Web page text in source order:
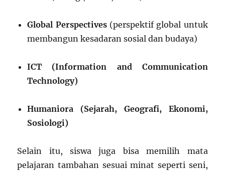
Global Perspectives(perspektif global untuk
membangun kesadaran sosial dan budaya)
ICT (Information and Communication
Technology)
Humaniora (Sejarah, Geografi, Ekonomi,
Sosiologi)
Selain itu, siswa juga bisa memilih mata
pelajaran tambahan sesuai minat seperti seni,